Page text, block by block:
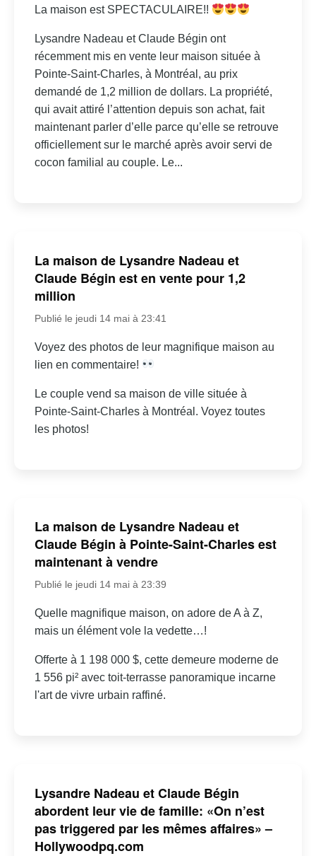
La maison est SPECTACULAIRE!!
Lysandre Nadeau et Claude Bégin ont
récemment mis en vente leur maison située à
Pointe-Saint-Charles, à Montréal, au prix
demandé de 1,2 million de dollars. La propriété,
qui avait attiré l’attention depuis son achat, fait
maintenant parler d’elle parce qu’elle se retrouve
officiellement sur le marché après avoir servi de
cocon familial au couple. Le...
La maison de Lysandre Nadeau et
Claude Bégin est en vente pour 1,2
million
Publié le jeudi 14 mai à 23:41
Voyez des photos de leur magnifique maison au
lien en commentaire!
Le couple vend sa maison de ville située à
Pointe-Saint-Charles à Montréal. Voyez toutes
les photos!
La maison de Lysandre Nadeau et
Claude Bégin à Pointe-Saint-Charles est
maintenant à vendre
Publié le jeudi 14 mai à 23:39
Quelle magnifique maison, on adore de A à Z,
mais un élément vole la vedette…!
Offerte à 1 198 000 $, cette demeure moderne de
1 556 pi² avec toit-terrasse panoramique incarne
l'art de vivre urbain raffiné.
Lysandre Nadeau et Claude Bégin
abordent leur vie de famille: «On n’est
pas triggered par les mêmes affaires» –
Hollywoodpq.com